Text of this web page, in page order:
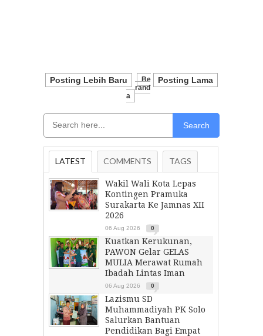
Posting Lebih Baru Posting Lama
Be
Rand
A
Search
LATEST COMMENTS TAGS
Wakil Wali Kota Lepas
Kontingen Pramuka
Surakarta Ke Jamnas XII
2026
06 Aug 2026 0
Kuatkan Kerukunan,
PAWON Gelar GELAS
MULIA Merawat Rumah
Ibadah Lintas Iman
06 Aug 2026 0
Lazismu SD
Muhammadiyah PK Solo
Salurkan Bantuan
Pendidikan Bagi Empat